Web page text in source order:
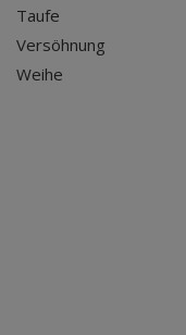
Taufe
Versöhnung
Weihe